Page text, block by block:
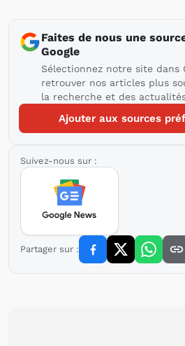
Faites de nous une
Google
Sélectionnez notre site dans
retrouver nos articles plus
la recherche et des
Ajouter aux sources
Suivez-nous sur :
Partager sur :